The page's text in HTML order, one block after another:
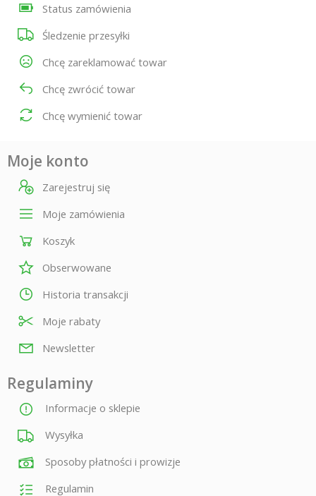
Status zamówienia
Śledzenie przesyłki
Chcę zareklamować towar
Chcę zwrócić towar
Chcę wymienić towar
Moje konto
Zarejestruj się
Moje zamówienia
Koszyk
Obserwowane
Historia transakcji
Moje rabaty
Newsletter
Regulaminy
Informacje o sklepie
Wysyłka
Sposoby płatności i prowizje
Regulamin